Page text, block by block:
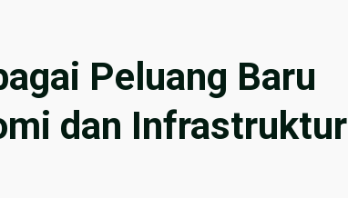
Peluang Baru
dan Infrastruktur